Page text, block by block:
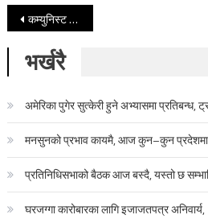
Post navigation
कम्युनिस्ट आन्दोलन खडेरीको दुबो जस्तो फेरि मौलाउने छ : प्रदीप ज्ञवाली
भर्खरै
अमेरिका पुगेर सुत्केरी हुने अभ्यासमा प्रतिबन्ध,
मनसुनको प्रभाव कायमै, आज कुन–कुन प्रदेशमा
प्रतिनिधिसभाको बैठक आज बस्दै, यस्तो छ
घरजग्गा कारोबारका लागि इजाजतपत्र